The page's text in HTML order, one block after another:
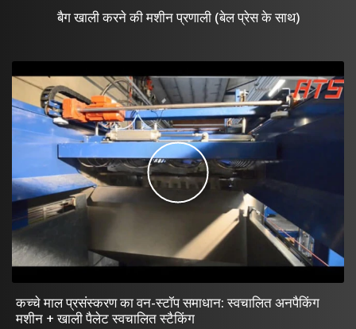
बैग खाली करने की मशीन प्रणाली (बेल प्रेस के साथ)
कच्चे माल प्रसंस्करण का वन-स्टॉप समाधान: स्वचालित अनपैकिंग
मशीन + खाली पैलेट स्वचालित स्टैकिंग